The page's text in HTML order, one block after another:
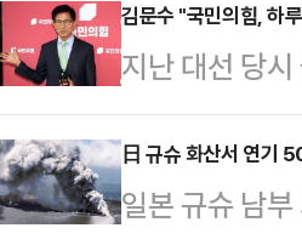
과 법무부·감
다.국회는 4일
을 가결했다.
당의 결정에
지원금 예산
김문수 "국민의힘, 하
지난 대선 당
신위원장으로
고 적합한 혁
국회를 찾아
日 규슈 화산서 연기
일본 규슈 남